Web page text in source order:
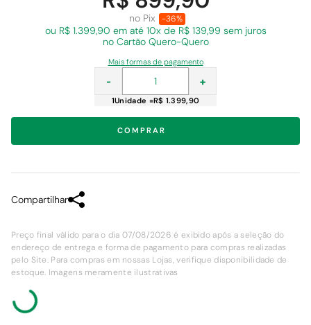
no Pix -36%
ou R$ 1.399,90 em até 10x de R$ 139,99 sem juros
no Cartão Quero-Quero
Mais formas de pagamento
+
-
1Unidade =R$ 1.399,90
COMPRAR
Compartilhar
Preço final válido para o dia 07/08/2026 é exibido após a seleção do
endereço de entrega e forma de pagamento para compras realizadas
pelo Site. Para compras em nossas Lojas, verifique disponibilidade de
estoque. Imagens meramente ilustrativas